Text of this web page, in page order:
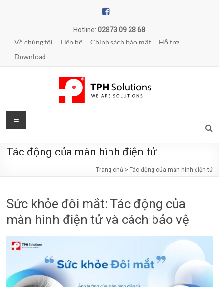
Hotline:02873 09 28 68
Về chúng tôi Liên hệ Chính sách bảo mật
Hỗ trợ
Download
TPH
WE
Phần
quản
lý
phòng
nghiệm
TPH.LabIMS
Menu
Tác động của màn hình điện tử
Trang chủ > Tác động của màn hình điện tử
Sức khỏe đôi mắt: Tác động của
màn hình điện tử và cách bảo vệ